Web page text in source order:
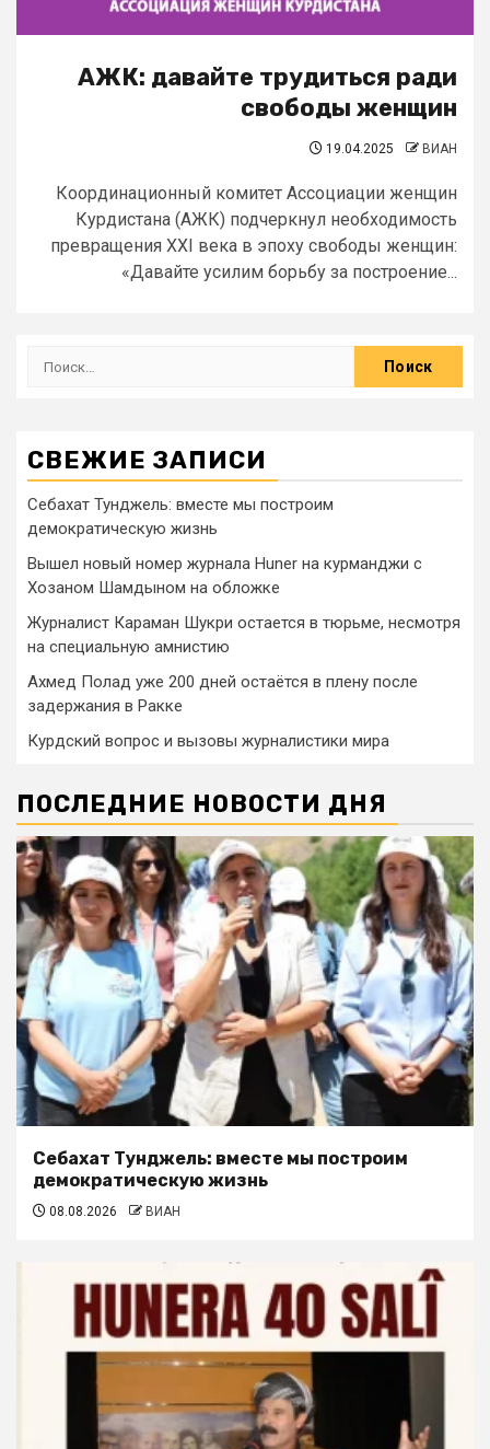
АЖК: давайте трудиться ради
свободы женщин
19.04.2025 ВИАН
Координационный комитет Ассоциации женщин
Курдистана (АЖК) подчеркнул необходимость
превращения XXI века в эпоху свободы женщин:
«Давайте усилим борьбу за построение...
СВЕЖИЕ ЗАПИСИ
Себахат Тунджель: вместе мы построим
демократическую жизнь
Вышел новый номер журнала Huner на курманджи с
Хозаном Шамдыном на обложке
Журналист Караман Шукри остается в тюрьме, несмотря
на специальную амнистию
Ахмед Полад уже 200 дней остаётся в плену после
задержания в Ракке
Курдский вопрос и вызовы журналистики мира
ПОСЛЕДНИЕ НОВОСТИ ДНЯ
Себахат Тунджель: вместе мы построим
демократическую жизнь
08.08.2026 ВИАН